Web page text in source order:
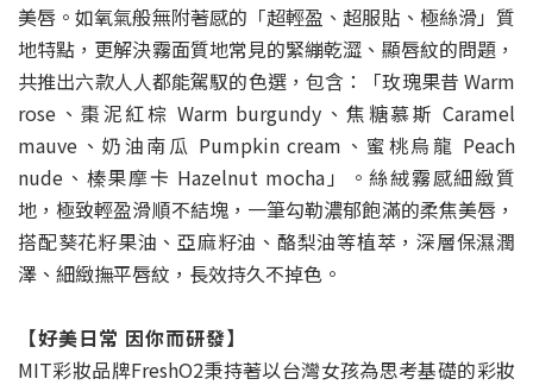
美唇。如氧氣般無附著感的「超輕盈、超服貼、極絲滑」質
地特點，更解決霧面質地常見的緊繃乾澀、顯唇紋的問題，
共推出六款人人都能駕馭的色選，包含：「玫瑰果昔 Warm
rose、棗泥紅棕 Warm burgundy、焦糖慕斯 Caramel
mauve、奶油南瓜 Pumpkin cream、蜜桃烏龍 Peach
nude、榛果摩卡 Hazelnut mocha」。絲絨霧感細緻質
地，極致輕盈滑順不結塊，一筆勾勒濃郁飽滿的柔焦美唇，
搭配葵花籽果油、亞麻籽油、酪梨油等植萃，深層保濕潤
澤、細緻撫平唇紋，長效持久不掉色。
【好美日常 因你而研發】
MIT彩妝品牌FreshO2秉持著以台灣女孩為思考基礎的彩妝